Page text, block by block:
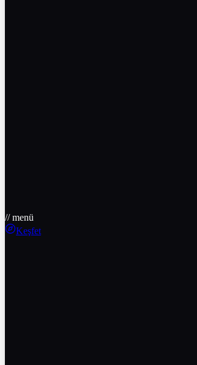
// menü
Keşfet